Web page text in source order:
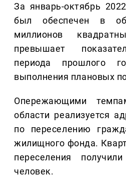
За январь-октябрь
был обеспечен в
миллионов
превышает
периода прошлого
выполнения плановых
Опережающими
области реализуется
по переселению
жилищного фонда.
переселения
человек.